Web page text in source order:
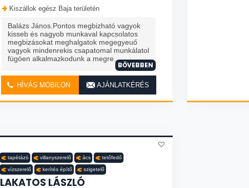
Kiszállok egész Baja területén
Balázs János.Pontos megbizható vagyok
kisseb és nagyob munkaval kapcsolatos
megbizásokat meghalgatok megegyeuő
vagyok mindenrekis csapatomal munkálatol
fügöen alkalmazkodunk a megre...
BŐVEBBEN
HÍVÁS MOBILON AJÁNLATKÉRÉS
tapétázó villanyszerelő ács tetőfedő
vízszerelő kerítés építő szigetelő
LAKATOS LÁSZLÓ